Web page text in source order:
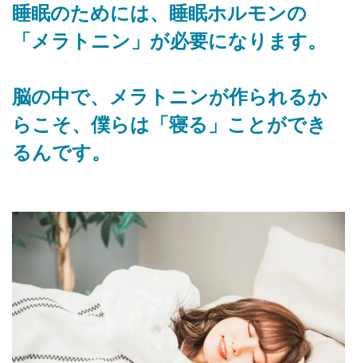
睡眠のためには、睡眠ホルモンの
「メラトニン」が必要になります。
脳の中で、メラトニンが作られるか
らこそ、僕らは「寝る」ことができ
るんです。